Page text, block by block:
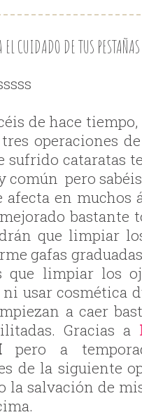
CUIDADO DE TUS
de hace
operaciones
sufrido cataratas
común pero
afecta en muchos
bastante
que limpiar
gafas
que limpiar los
usar cosmética
a caer
Gracias a
pero a
de la siguiente
la salvación de